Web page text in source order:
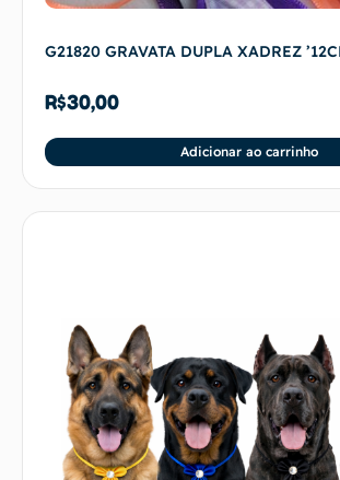
G21820 GRAVATA DUPLA XADREZ
R$30,00
Adicionar ao carrinho